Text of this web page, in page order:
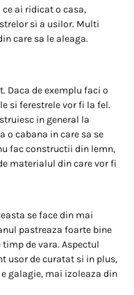
ai ridicat o casa,
si a usilor. Multi
care sa le aleaga.
Daca de exemplu faci o
si ferestrele vor fi la fel.
in general la
o cabana in care sa se
fac constructii din lemn,
materialul din care vor fi
se face din mai
pastreaza foarte bine
de vara. Aspectul
usor de curatat si in plus,
galagie, mai izoleaza din